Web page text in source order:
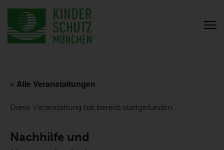
« Alle Veranstaltungen
Diese Veranstaltung hat bereits stattgefunden.
Nachhilfe und